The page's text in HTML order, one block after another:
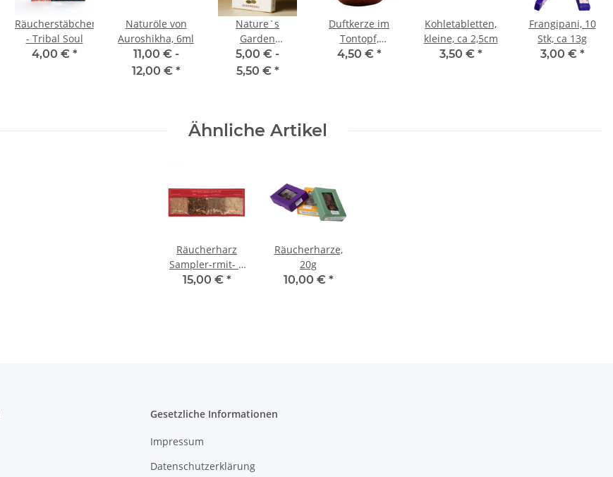
Räucherstäbchen
- Tribal Soul
4,00 € *
Naturöle von
Auroshikha, 6ml
11,00 € -
12,00 € *
Nature`s
Garden
Räucherkegel 20
Stk.
5,00 € -
5,50 € *
Duftkerze im
Tontopf,
verschiedene
4,50 € *
Kohletabletten,
kleine, ca 2,5cm
3,50 € *
Frangipani, 10
Stk, ca 13g
3,00 € *
Ähnliche Artikel
Räucherharz
Sampler-rmit- 4
versch. Harzen
15,00 € *
Räucherharze,
20g
10,00 € *
Gesetzliche Informationen
Impressum
Datenschutzerklärung